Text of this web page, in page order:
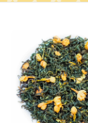
Qui
nous